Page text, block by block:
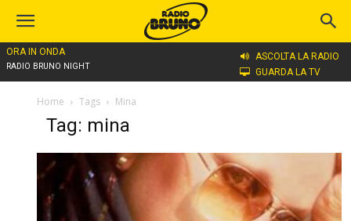
ORA IN ONDA
RADIO BRUNO NIGHT
ASCOLTA LA RADIO
GUARDA LA TV
Home Tags Mina
Tag: mina